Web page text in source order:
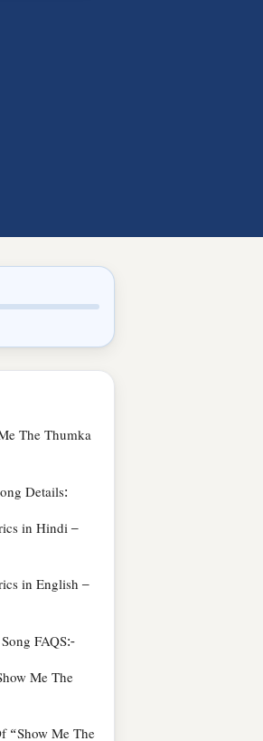
The Thumka
Details:
in Hindi –
in English –
FAQS:-
Me The
“Show Me The